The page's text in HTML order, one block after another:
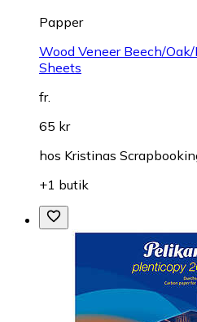
Papper
Wood Veneer Beech/
Sheets
fr.
65 kr
hos Kristinas
+1 butik